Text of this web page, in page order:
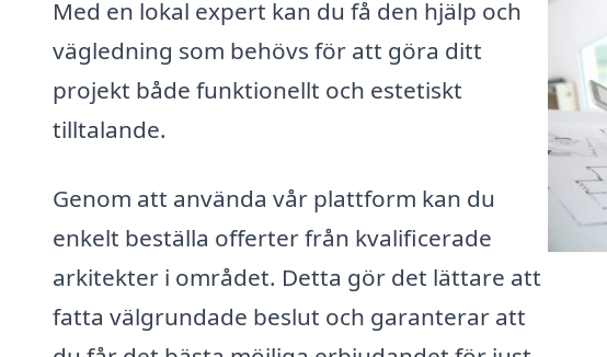
Med en lokal expert kan du få den hjälp och
vägledning som behövs för att göra ditt
projekt både funktionellt och estetiskt
tilltalande.
Genom att använda vår plattform kan du
enkelt beställa offerter från kvalificerade
arkitekter i området. Detta gör det lättare att
fatta välgrundade beslut och garanterar att